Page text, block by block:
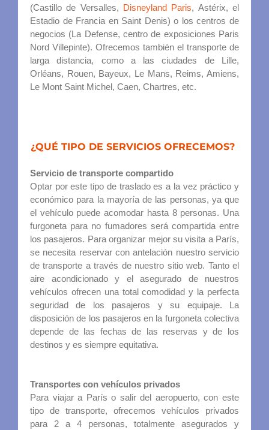
(Castillo de Versalles, Disneyland Paris, Astérix, el
Estadio de Francia en Saint Denis) o los centros de
negocios (La Defense, centro de exposiciones Paris
Nord Villepinte). Ofrecemos también el transporte de
larga distancia, como a las ciudades de Lille,
Orléans, Rouen, Bayeux, Le Mans, Reims, Amiens,
Le Mont Saint Michel, Caen, Chartres, etc.
¿QUÉ TIPO DE SERVICIOS OFRECEMOS?
Servicio de transporte compartido
Optar por este tipo de traslado es a la vez práctico y
económico para la mayoría de las personas, ya que
el vehículo puede acomodar hasta 8 personas. Una
furgoneta para no fumadores será compartida entre
los pasajeros. Para organizar mejor su visita a París,
se necesita reservar con antelación nuestro servicio
de transporte a través de nuestro sitio web. Tanto el
aire acondicionado y el asegurado de nuestros
vehículos ofrecen una total comodidad y la perfecta
seguridad de los pasajeros y su equipaje. La
disposición de los pasajeros en la furgoneta colectiva
depende de las fechas de las reservas y de los
destinos y es siempre equitativa.
Transportes con vehículos privados
Para viajar a París o salir del aeropuerto, con este
tipo de transporte, ofrecemos vehículos privados
para 2 a 4 personas, totalmente asegurados y